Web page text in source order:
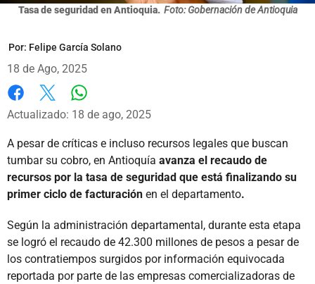
Tasa de seguridad en Antioquia. Foto: Gobernación de Antioquia
Por: Felipe García Solano
18 de Ago, 2025
Facebook
X
Actualizado: 18 de ago, 2025
A pesar de críticas e incluso recursos legales que buscan
tumbar su cobro, en Antioquía avanza el recaudo de
recursos por la tasa de seguridad que está finalizando su
primer ciclo de facturación en el departamento.
Según la administración departamental, durante esta etapa
se logró el recaudo de 42.300 millones de pesos a pesar de
los contratiempos surgidos por información equivocada
reportada por parte de las empresas comercializadoras de